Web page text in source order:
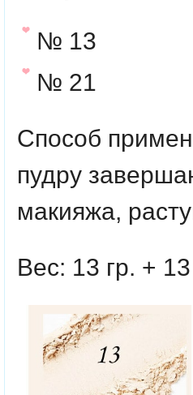
№ 13
№ 21
Способ
пудру
макияжа,
Вес: 13 гр. + 13